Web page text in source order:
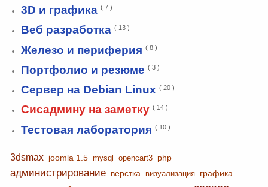
3D и графика ( 7 )
Веб разработка ( 13 )
Железо и периферия ( 8 )
Портфолио и резюме ( 3 )
Сервер на Debian Linux ( 20 )
Сисадмину на заметку ( 14 )
Тестовая лаборатория ( 10 )
3dsmax joomla 1.5 mysql opencart3 php
администрирование верстка визуализация графика